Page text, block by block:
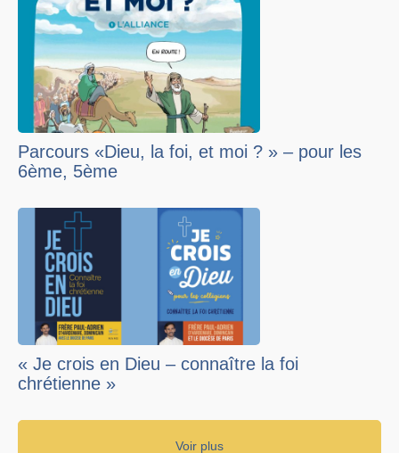
Parcours «Dieu, la foi, et moi ? » – pour les
6ème, 5ème
« Je crois en Dieu – connaître la foi
chrétienne »
Voir plus